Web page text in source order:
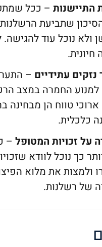
התיישנות– ככל
שתביעת
ולא נוכל עוד להגישה.
חיונית.
נזקים עתידיים –
למנוע החמרה במצב
ארוכי טווח הן מבחינה
כלכלית.
על זכויות המטופל–
כך נוכל לוודא
ולמצות את מלוא
של רשלנות.